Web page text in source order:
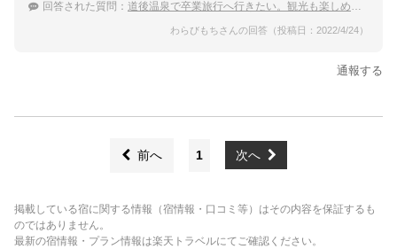
回答された質問： 道後温泉で卒業旅行へ行きたい。観光も楽しめると嬉しい
わらびもちさんの回答（投稿日：2022/4/24）
通報する
前へ 1 次へ
掲載している宿に関する情報（宿情報・口コミ等）はその内容を保証するも
のではありません。
最新の宿情報・プラン情報は楽天トラベルにてご確認ください。